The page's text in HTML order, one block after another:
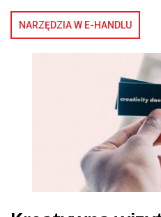
NARZĘDZIA W E-HANDLU